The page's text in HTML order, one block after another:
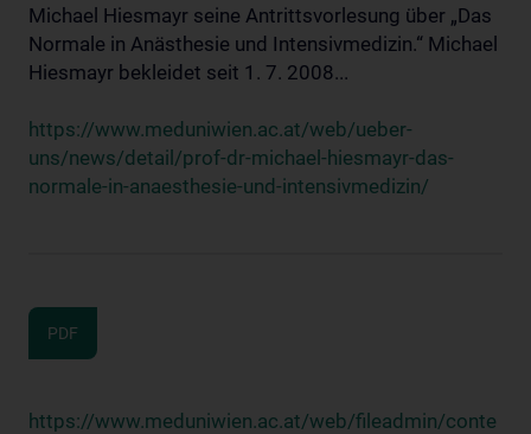
Michael Hiesmayr seine Antrittsvorlesung über „Das
Normale in Anästhesie und Intensivmedizin.“ Michael
Hiesmayr bekleidet seit 1. 7. 2008...
https://www.meduniwien.ac.at/web/ueber-
uns/news/detail/prof-dr-michael-hiesmayr-das-
normale-in-anaesthesie-und-intensivmedizin/
PDF
https://www.meduniwien.ac.at/web/fileadmin/conte